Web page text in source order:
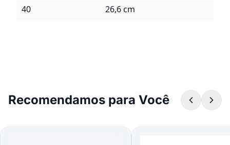
40 26,6 cm
Recomendamos para Você